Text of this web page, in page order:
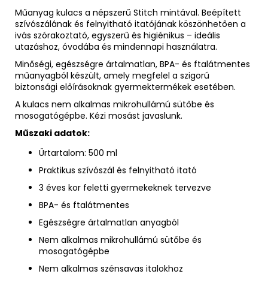
Műanyag kulacs a népszerű Stitch mintával. Beépített
szívószálának és felnyitható itatójának köszönhetően a
ivás szórakoztató, egyszerű és higiénikus – ideális
utazáshoz, óvodába és mindennapi használatra.
Minőségi, egészségre ártalmatlan, BPA- és ftalátmentes
műanyagból készült, amely megfelel a szigorú
biztonsági előírásoknak gyermektermékek esetében.
A kulacs nem alkalmas mikrohullámú sütőbe és
mosogatógépbe. Kézi mosást javaslunk.
Műszaki adatok:
Űrtartalom: 500 ml
Praktikus szívószál és felnyitható itató
3 éves kor feletti gyermekeknek tervezve
BPA- és ftalátmentes
Egészségre ártalmatlan anyagból
Nem alkalmas mikrohullámú sütőbe és
mosogatógépbe
Nem alkalmas szénsavas italokhoz